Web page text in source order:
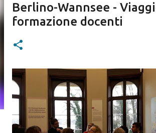
Berlino-Wannsee -
formazione docenti